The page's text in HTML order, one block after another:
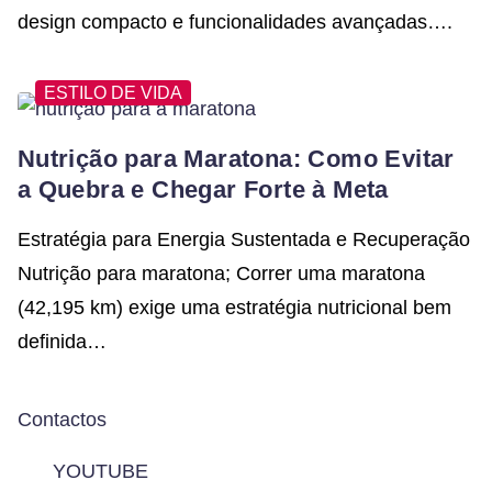
design compacto e funcionalidades avançadas….
ESTILO DE VIDA
Nutrição para Maratona: Como Evitar
a Quebra e Chegar Forte à Meta
Estratégia para Energia Sustentada e Recuperação
Nutrição para maratona; Correr uma maratona
(42,195 km) exige uma estratégia nutricional bem
definida…
Contactos
YOUTUBE